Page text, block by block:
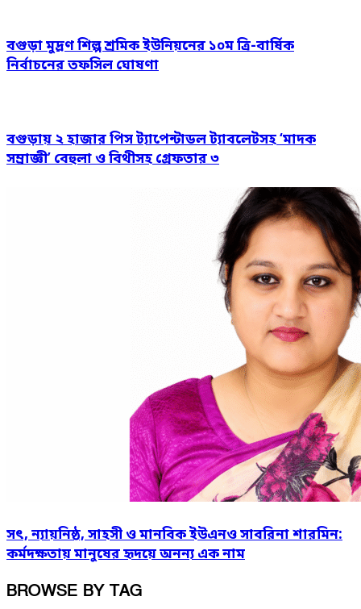
বগুড়া মুদ্রণ শিল্প শ্রমিক ইউনিয়নের ১০ম ত্রি-বার্ষিক
নির্বাচনের তফসিল ঘোষণা
বগুড়ায় ২ হাজার পিস ট্যাপেন্টাডল ট্যাবলেটসহ ‘মাদক
সম্রাজ্ঞী’ বেহুলা ও বিথীসহ গ্রেফতার ৩
সৎ, ন্যায়নিষ্ঠ, সাহসী ও মানবিক ইউএনও সাবরিনা শারমিন:
কর্মদক্ষতায় মানুষের হৃদয়ে অনন্য এক নাম
BROWSE BY TAG